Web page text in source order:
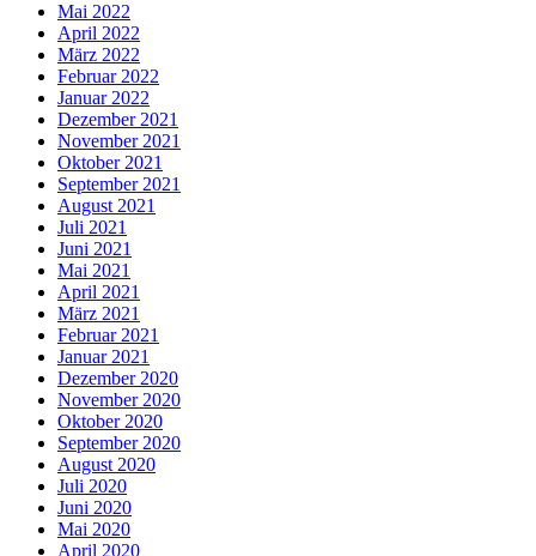
Mai 2022
April 2022
März 2022
Februar 2022
Januar 2022
Dezember 2021
November 2021
Oktober 2021
September 2021
August 2021
Juli 2021
Juni 2021
Mai 2021
April 2021
März 2021
Februar 2021
Januar 2021
Dezember 2020
November 2020
Oktober 2020
September 2020
August 2020
Juli 2020
Juni 2020
Mai 2020
April 2020